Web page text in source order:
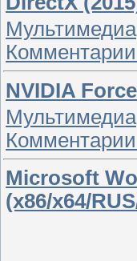
Мультимедиа
NVIDIA
Мультимедиа
Microsoft
(x86/x64/